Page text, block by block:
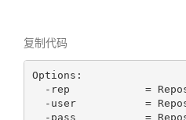
复制代码
Options:
-rep            =
-user           =
-pass           =